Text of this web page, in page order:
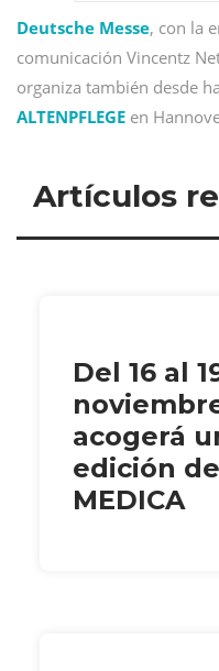
Deutsche Messe, con la
comunicación Vincentz
organiza también desde
ALTENPFLEGE en
Artículos
Del 16 al
acogerá
edición
MEDICA